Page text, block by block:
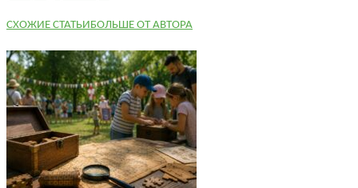
СХОЖИЕ СТАТЬИБОЛЬШЕ ОТ АВТОРА